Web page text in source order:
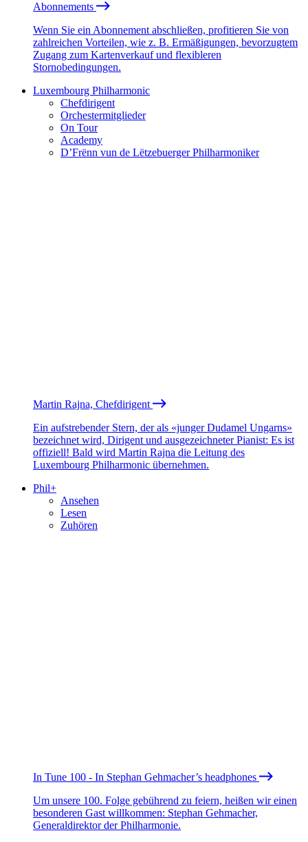
Abonnements
Wenn Sie ein Abonnement abschließen, profitieren Sie von
zahlreichen Vorteilen, wie z. B. Ermäßigungen, bevorzugtem
Zugang zum Kartenverkauf und flexibleren
Stornobedingungen.
Luxembourg Philharmonic
Chefdirigent
Orchestermitglieder
On Tour
Academy
D’Frënn vun de Lëtzebuerger Philharmoniker
Martin Rajna, Chefdirigent
Ein aufstrebender Stern, der als «junger Dudamel Ungarns»
bezeichnet wird, Dirigent und ausgezeichneter Pianist: Es ist
offiziell! Bald wird Martin Rajna die Leitung des
Luxembourg Philharmonic übernehmen.
Phil+
Ansehen
Lesen
Zuhören
In Tune 100 - In Stephan Gehmacher’s headphones
Um unsere 100. Folge gebührend zu feiern, heißen wir einen
besonderen Gast willkommen: Stephan Gehmacher,
Generaldirektor der Philharmonie.